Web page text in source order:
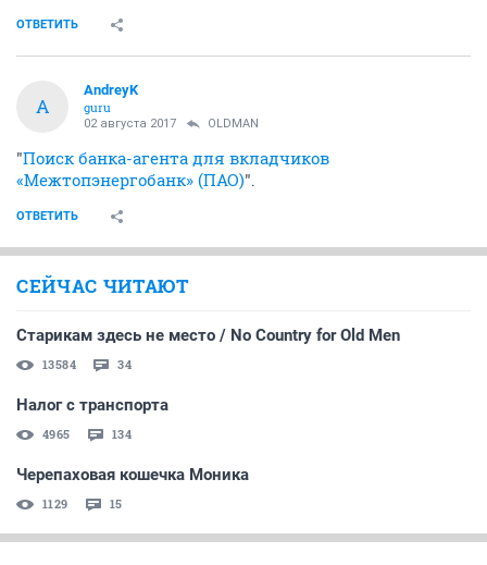
ОТВЕТИТЬ
A
AndreyK
guru
02 августа 2017 OLDMAN
"Поиск банка-агента для вкладчиков
«Межтопэнергобанк» (ПАО)".
ОТВЕТИТЬ
СЕЙЧАС ЧИТАЮТ
Старикам здесь не место / No Country for Old Men
13584 34
Налог с транспорта
4965 134
Черепаховая кошечка Моника
1129 15